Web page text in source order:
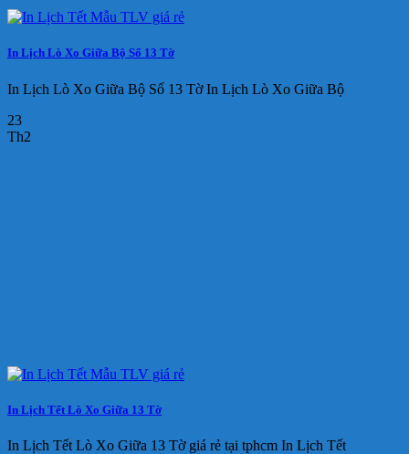
In Lịch Lò Xo Giữa Bộ Số 13 Tờ
In Lịch Lò Xo Giữa Bộ Số 13 Tờ In Lịch Lò Xo Giữa Bộ
23
Th2
In Lịch Tết Lò Xo Giữa 13 Tờ
In Lịch Tết Lò Xo Giữa 13 Tờ giá rẻ tại tphcm In Lịch Tết